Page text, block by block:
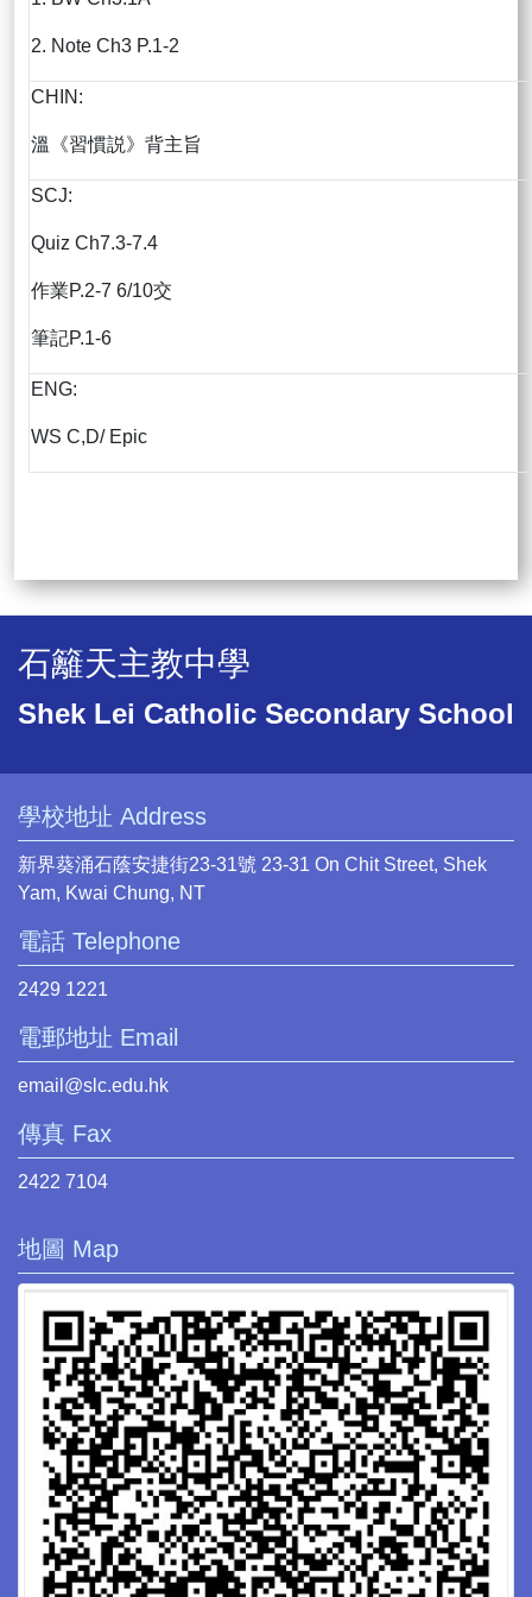
2. Note Ch3 P.1-2
CHIN:
溫《習慣説》背主旨
SCJ:
Quiz Ch7.3-7.4
作業P.2-7 6/10交
筆記P.1-6
ENG:
WS C,D/ Epic
石籬天主教中學
Shek Lei Catholic Secondary School
學校地址 Address
新界葵涌石蔭安捷街23-31號 23-31 On Chit Street, Shek
Yam, Kwai Chung, NT
電話 Telephone
2429 1221
電郵地址 Email
email@slc.edu.hk
傳真 Fax
2422 7104
地圖 Map